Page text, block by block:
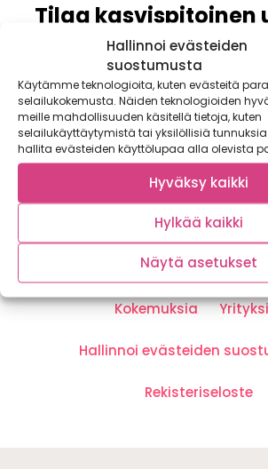
Hallinnoi evästeiden
suostumusta
Käytämme teknologioita, kuten evästeitä
selailukokemusta. Näiden teknologioiden
meille mahdollisuuden käsitellä tietoja, kuten
selailukäyttäytymistä tai yksilöllisiä
hallita evästeiden käyttölupaa alla olevista
Hyväksy kaikki
Hylkää kaikki
Näytä asetukset
Tilaa kasvispitoinen
Satokausi Media
Toimitus- ja
Kokemuksia
Hallinnoi evästeiden
Rekisteriseloste